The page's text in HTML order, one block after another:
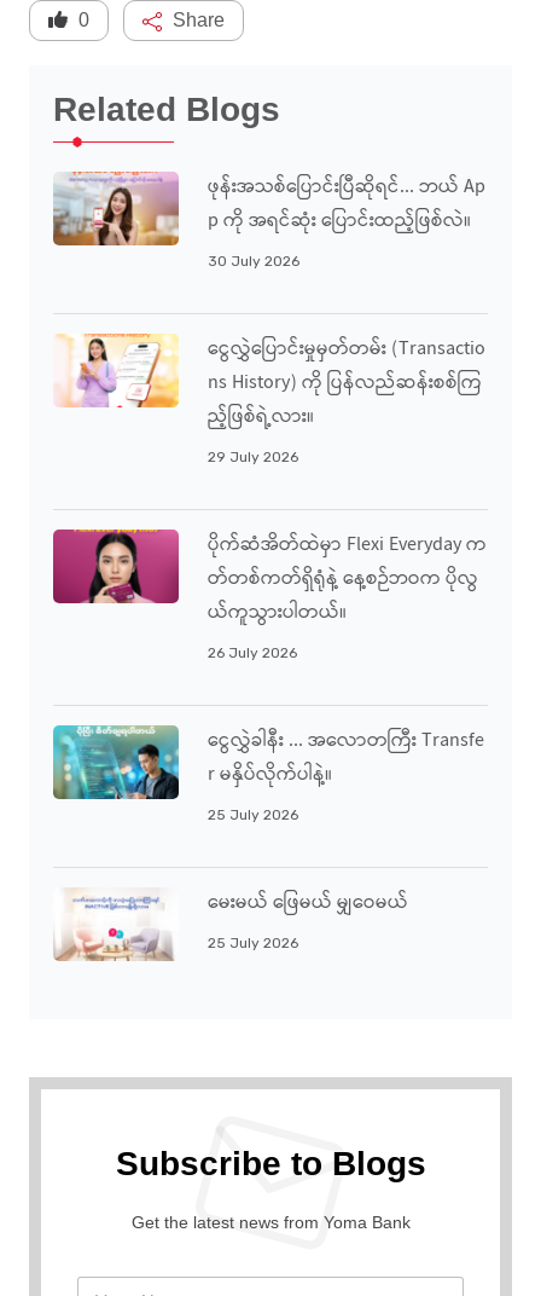
0 Share
Related Blogs
ဖုန်းအသစ်ပြောင်းပြီဆိုရင်... ဘယ် Ap
P ကို အရင်ဆုံး ပြောင်းထည့်ဖြစ်လဲ။
30 July 2026
ငွေလွှဲပြောင်းမှုမှတ်တမ်း (Transactio
Ns History) ကို ပြန်လည်ဆန်းစစ်ကြ
ည့်ဖြစ်ရဲ့လား။
29 July 2026
ပိုက်ဆံအိတ်ထဲမှာ Flexi Everyday က
တ်တစ်ကတ်ရှိရုံနဲ့ နေ့စဉ်ဘဝက ပိုလွ
ယ်ကူသွားပါတယ်။
26 July 2026
ငွေလွှဲခါနီး ... အလောတကြီး Transfe
R မနှိပ်လိုက်ပါနဲ့။
25 July 2026
မေးမယ် ဖြေမယ် မျှဝေမယ်
25 July 2026
Subscribe to Blogs
Get the latest news from Yoma Bank